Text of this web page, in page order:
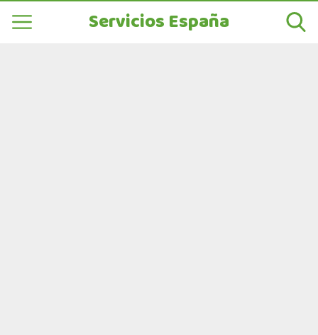
Servicios España